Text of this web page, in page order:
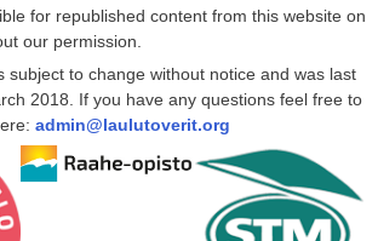
for republished content from this website on
our permission.
subject to change without notice and was last
2018. If you have any questions feel free to
admin@laulutoverit.org